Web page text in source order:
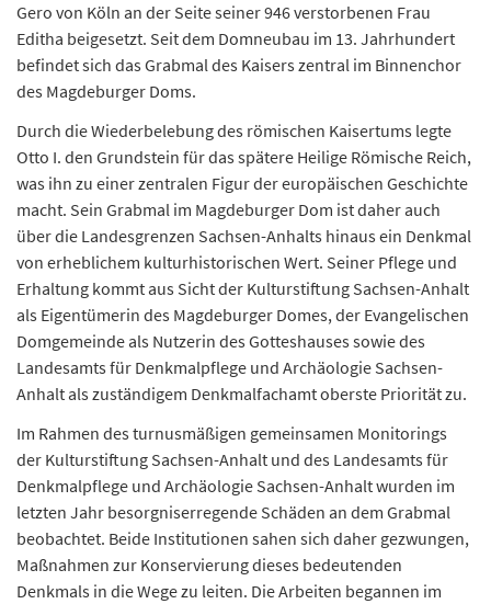
Gero von Köln an der Seite seiner 946 verstorbenen Frau
Editha beigesetzt. Seit dem Domneubau im 13. Jahrhundert
befindet sich das Grabmal des Kaisers zentral im Binnenchor
des Magdeburger Doms.
Durch die Wiederbelebung des römischen Kaisertums legte
Otto I. den Grundstein für das spätere Heilige Römische Reich,
was ihn zu einer zentralen Figur der europäischen Geschichte
macht. Sein Grabmal im Magdeburger Dom ist daher auch
über die Landesgrenzen Sachsen-Anhalts hinaus ein Denkmal
von erheblichem kulturhistorischen Wert. Seiner Pflege und
Erhaltung kommt aus Sicht der Kulturstiftung Sachsen-Anhalt
als Eigentümerin des Magdeburger Domes, der Evangelischen
Domgemeinde als Nutzerin des Gotteshauses sowie des
Landesamts für Denkmalpflege und Archäologie Sachsen-
Anhalt als zuständigem Denkmalfachamt oberste Priorität zu.
Im Rahmen des turnusmäßigen gemeinsamen Monitorings
der Kulturstiftung Sachsen-Anhalt und des Landesamts für
Denkmalpflege und Archäologie Sachsen-Anhalt wurden im
letzten Jahr besorgniserregende Schäden an dem Grabmal
beobachtet. Beide Institutionen sahen sich daher gezwungen,
Maßnahmen zur Konservierung dieses bedeutenden
Denkmals in die Wege zu leiten. Die Arbeiten begannen im